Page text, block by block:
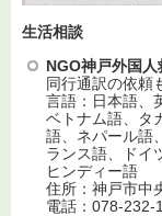
生活相談
NGO神戸外国人
同行通訳の依頼
言語：日本語、
ベトナム語、タ
語、ネパール語
ランス語、ドイ
ヒンディー語
住所：神戸市中
電話：078-232-